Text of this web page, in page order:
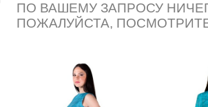
ПО ВАШЕМУ ЗАПРОСУ
ПОЖАЛУЙСТА,